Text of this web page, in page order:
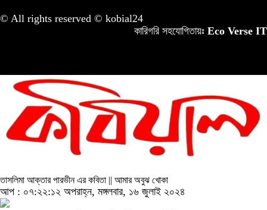
© All rights reserved © kobial24
কারিগরি সহযোগিতায়ঃ Eco Verse IT
তাসলিমা আক্তার পারভীন এর কবিতা || আমার অবুঝ খোকা
আপ : ০৭:২২:১২ অপরাহ্ন, মঙ্গলবার, ১৬ জুলাই ২০২৪